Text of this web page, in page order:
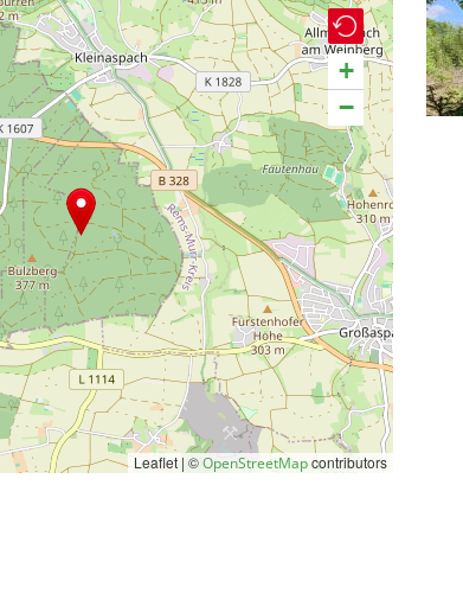
+
−
Leaflet | ©OpenStreetMapcontributors